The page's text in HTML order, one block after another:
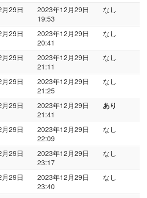
29日
2023年12月29日
19:53
なし
29日
2023年12月29日
20:41
なし
29日
2023年12月29日
21:11
なし
29日
2023年12月29日
21:25
なし
29日
2023年12月29日
21:41
あり
29日
2023年12月29日
22:09
なし
29日
2023年12月29日
23:17
なし
29日
2023年12月29日
23:40
なし